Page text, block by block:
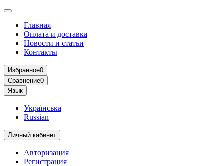
Главная
Оплата и доставка
Новости и статьи
Контакты
Избранное0
Сравнение0
Язык
Українська
Russian
Личный кабинет
Авторизация
Регистрация